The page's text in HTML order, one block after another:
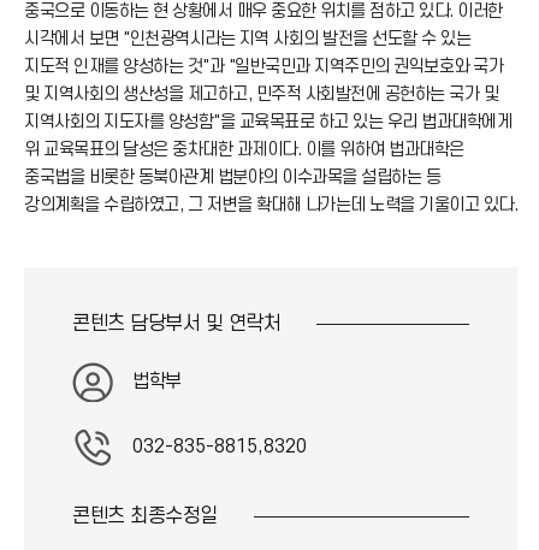
중국으로 이동하는 현 상황에서 매우 중요한 위치를 점하고 있다. 이러한
시각에서 보면 "인천광역시라는 지역 사회의 발전을 선도할 수 있는
지도적 인재를 양성하는 것"과 "일반국민과 지역주민의 권익보호와 국가
및 지역사회의 생산성을 제고하고, 민주적 사회발전에 공헌하는 국가 및
지역사회의 지도자를 양성함"을 교육목표로 하고 있는 우리 법과대학에게
위 교육목표의 달성은 중차대한 과제이다. 이를 위하여 법과대학은
중국법을 비롯한 동북아관계 법분야의 이수과목을 설립하는 등
강의계획을 수립하였고, 그 저변을 확대해 나가는데 노력을 기울이고 있다.
콘텐츠 담당부서 및 연락처
법학부
032-835-8815,8320
콘텐츠 최종수정일